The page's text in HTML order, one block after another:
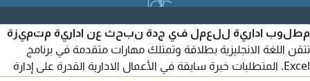
مطلوب ادارية للعمل في جدة نبحث عن ادارية متميزة
تتقن اللغة الانجليزية بطلاقة وتمتلك مهارات متقدمة في برنامج
Excel. المتطلبات خبرة سابقة في الأعمال الادارية القدرة على إدارة